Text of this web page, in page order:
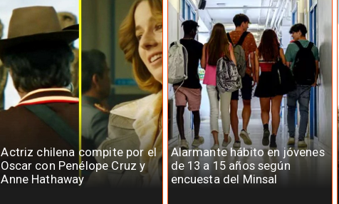
Actriz chilena compite por el
Oscar con Penélope Cruz y
Anne Hathaway
Alarmante hábito en jóvenes
de 13 a 15 años según
encuesta del Minsal